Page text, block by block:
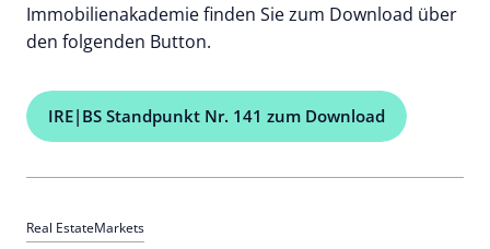
Immobilienakademie finden Sie zum Download über
den folgenden Button.
IRE|BS Standpunkt Nr. 141 zum Download
Real EstateMarkets